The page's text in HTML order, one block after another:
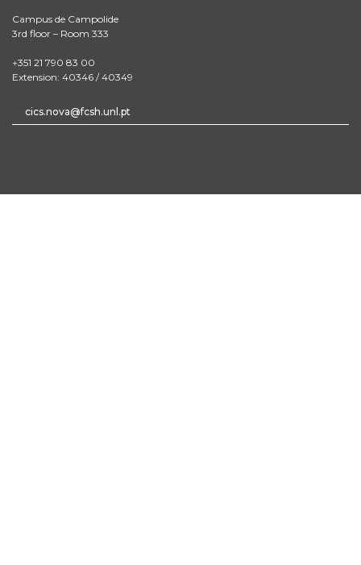
Campus de Campolide
3rd floor – Room 333
+351 21 790 83 00
Extension: 40346 / 40349
cics.nova@fcsh.unl.pt